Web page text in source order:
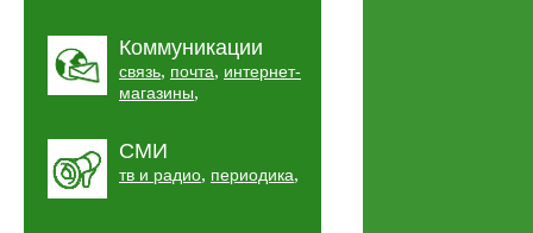
Коммуникации
связь, почта, интернет-
магазины,
СМИ
тв и радио, периодика,